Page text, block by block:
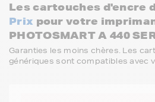
Les cartouches d'encre
Prix pour votre
PHOTOSMART A 440
Garanties les moins chères. Les
génériques sont compatibles avec